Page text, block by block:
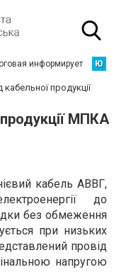
информирует Ю
продукції
МПКА
кабель АВВГ,
до
без обмеження
при низьких
провід
напругою